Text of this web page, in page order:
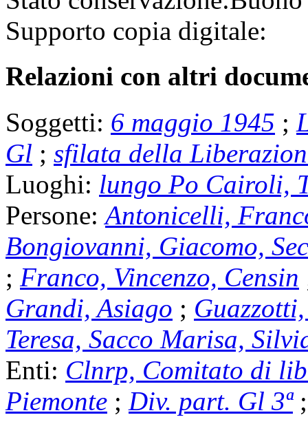
Supporto copia digitale:
Relazioni con altri
Soggetti: 6 maggio 1945 ;
Gl ; sfilata della
Luoghi: lungo Po Cairoli,
Persone: Antonicelli,
Bongiovanni, Giacomo,
; Franco, Vincenzo, Censin
Grandi, Asiago ;
Teresa, Sacco Marisa,
Enti: Clnrp, Comitato di
Piemonte ; Div. part. Gl 3ª